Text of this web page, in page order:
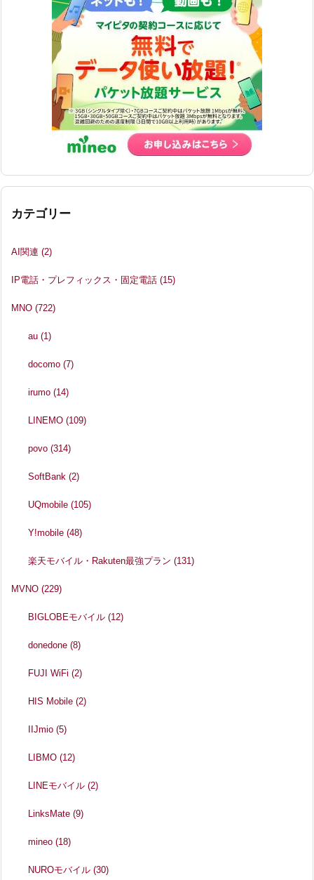
カテゴリー
AI関連 (2)
IP電話・プレフィックス・固定電話 (15)
MNO (722)
au(1)
docomo(7)
irumo(14)
LINEMO(109)
povo(314)
SoftBank(2)
UQmobile(105)
Y!mobile(48)
楽天モバイル・Rakuten最強プラン(131)
MVNO (229)
BIGLOBEモバイル(12)
donedone(8)
FUJI WiFi(2)
HIS Mobile(2)
IIJmio(5)
LIBMO(12)
LINEモバイル(2)
LinksMate(9)
mineo(18)
NUROモバイル(30)